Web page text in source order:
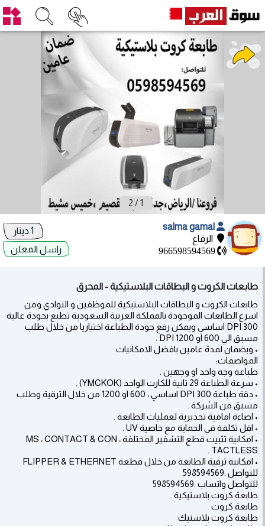
1
/
2
الرفاع
966598594569
راسل المعلن
طابعات الكروت و البطاقات البلاستيكية - المحرق
طابعات الكروت و البطاقات البلاستيكية للموظفين و النوادي ومن
اسرع الطابعات الموجودة بالمملكة العربية السعودية تطبع بجودة عالية
300 DPI اساسي ويمكن رفع جودة الطباعة اختياريا من خلال طلب
مسبق الي 600 او 1200 DPI .
• وبضمان لمدة عامين بافضل الامكانيات
المواصفات:
طباعة وجه واحد او وجهين .
• سرعة الطباعة 29 ثانية للكارت الواحد (YMCKOK) .
• دقة طباعة 300 DPI اساسي ، 600 او 1200 من خلال الترقية وطلب
مسبق من الشركة .
• اضاءة امامية تحذيرية لعمليات الطابعة .
• اقل تكلفة في الحماية مع خاصية UV .
• امكانية تثبيت قطع التشفير المختلفة ، MS ، CONTACT & CON
TACTLESS .
• امكانية ترقية الطابعة من خلال قطعة FLIPPER & ETHERNET
للتواصل :598594569
للتواصل واتساب :598594569
طابعة كروت بلاستيكية
طابعة كروت
طابعة كروت بلاستيك